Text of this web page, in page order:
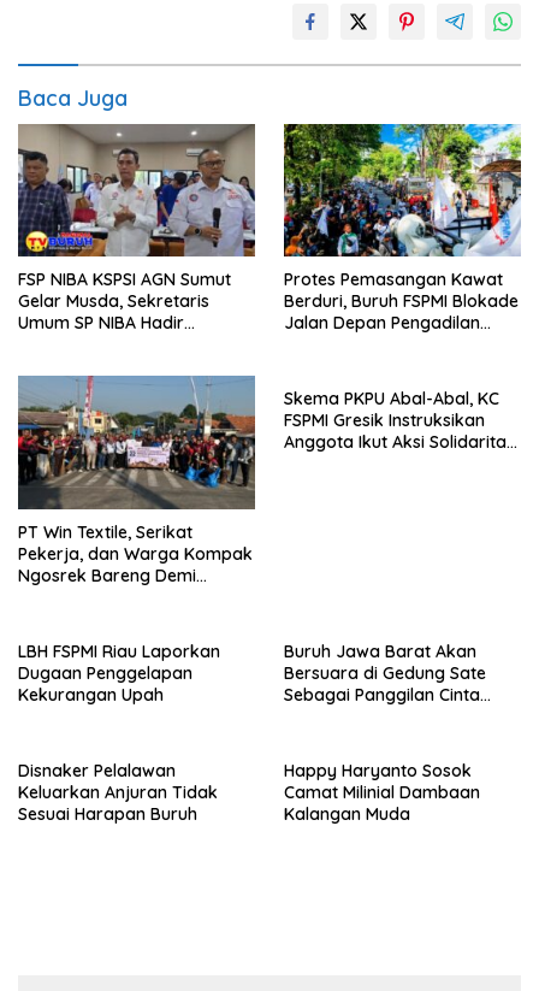
Baca Juga
FSP NIBA KSPSI AGN Sumut
Gelar Musda, Sekretaris
Umum SP NIBA Hadir
Protes Pemasangan Kawat
Berduri, Buruh FSPMI Blokade
Jalan Depan Pengadilan
PT Win Textile, Serikat
Pekerja, dan Warga Kompak
Ngosrek Bareng Demi
Skema PKPU Abal-Abal, KC
FSPMI Gresik Instruksikan
Anggota Ikut Aksi Solidaritas
LBH FSPMI Riau Laporkan
Dugaan Penggelapan
Kekurangan Upah
Buruh Jawa Barat Akan
Bersuara di Gedung Sate
Sebagai Panggilan Cinta
Disnaker Pelalawan
Keluarkan Anjuran Tidak
Sesuai Harapan Buruh
Happy Haryanto Sosok
Camat Milinial Dambaan
Kalangan Muda